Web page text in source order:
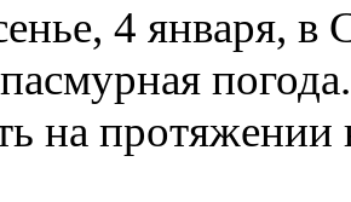
4 января, в
на